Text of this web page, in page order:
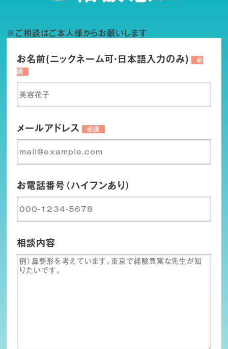
※ご相談はご本人様からお願いします
お名前(ニックネーム可・日本語入力のみ)
必
須
メールアドレス 必須
お電話番号（ハイフンあり）
相談内容